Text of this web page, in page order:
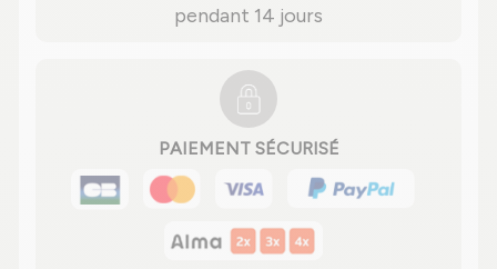
pendant 14 jours
PAIEMENT SÉCURISÉ